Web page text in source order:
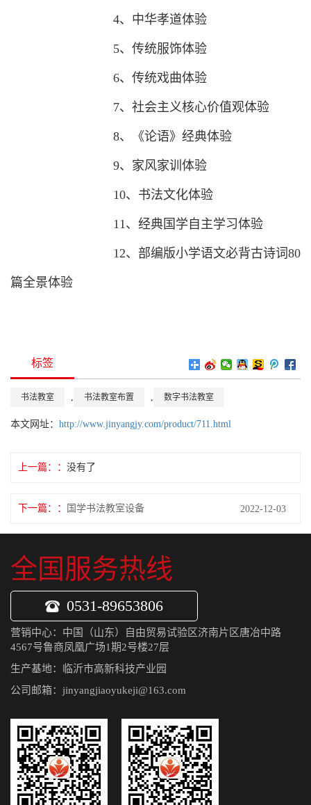
4、中华孝道体验
5、传统服饰体验
6、传统戏曲体验
7、社会主义核心价值观体验
8、《论语》经典体验
9、家风家训体验
10、书法文化体验
11、经典国学自主学习体验
12、部编版小学语文必背古诗词80
篇全景体验
标签
书法教室 , 书法教室布置 , 数字书法教室
本文网址： http://www.jinyangjy.com/product/711.html
上一篇： 没有了
下一篇： 国学书法教室设备 2022-12-03
全国服务热线
0531-89653806
营销中心：中国（山东）自由贸易试验区济南片区唐冶中路
4567号鲁商凤凰广场1期2号楼27层
生产基地：临沂市高新科技产业园
公司邮箱：jinyangjiaoyukeji@163.com